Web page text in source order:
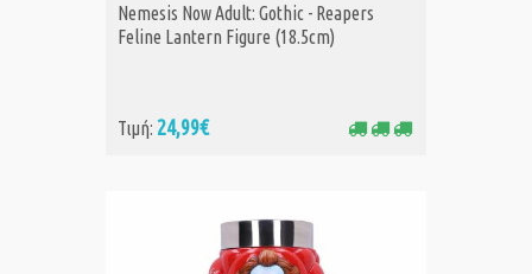
ΑΓΟΡΑ
Nemesis Now Adult: Gothic - Reapers
Feline Lantern Figure (18.5cm)
Τιμή: 24,99€